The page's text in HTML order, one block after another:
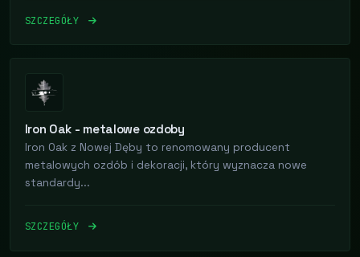
SZCZEGÓŁY
Iron Oak - metalowe ozdoby
Iron Oak z Nowej Dęby to renomowany producent
metalowych ozdób i dekoracji, który wyznacza nowe
standardy...
SZCZEGÓŁY